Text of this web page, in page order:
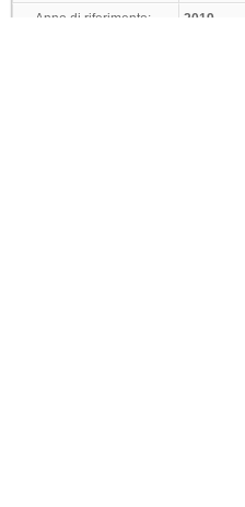
Anno di riferimento: 2019